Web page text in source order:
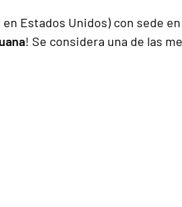
Estados Unidos) con sede
! Se considera una de las